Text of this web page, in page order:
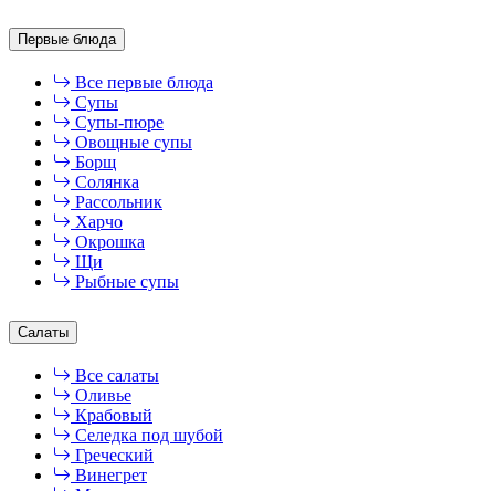
Первые блюда
Все первые блюда
Супы
Супы-пюре
Овощные супы
Борщ
Солянка
Рассольник
Харчо
Окрошка
Щи
Рыбные супы
Салаты
Все салаты
Оливье
Крабовый
Селедка под шубой
Греческий
Винегрет